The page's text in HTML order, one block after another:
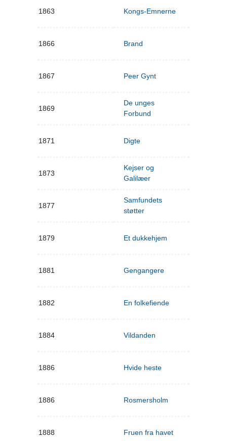
1863 Kongs-Emnerne
1866 Brand
1867 Peer Gynt
1869
De unges
Forbund
1871 Digte
1873
Kejser og
Galilæer
1877
Samfundets
støtter
1879 Et dukkehjem
1881 Gengangere
1882 En folkefiende
1884 Vildanden
1886 Hvide heste
1886 Rosmersholm
1888 Fruen fra havet